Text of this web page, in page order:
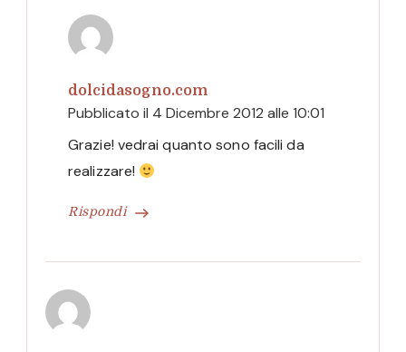
dolcidasogno.com
Pubblicato il 4 Dicembre 2012 alle 10:01
Rispondi
Grazie! vedrai quanto sono facili da
realizzare!